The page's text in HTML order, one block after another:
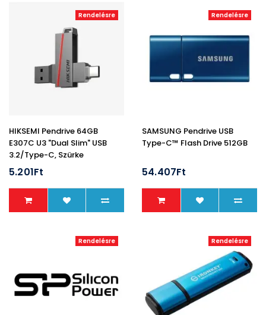
Rendelésre
HIKSEMI Pendrive 64GB
E307C U3 "Dual Slim" USB
3.2/Type-C, Szürke
(HIKVISION)
5.201Ft
Rendelésre
SAMSUNG Pendrive USB
Type-C™ Flash Drive 512GB
54.407Ft
Rendelésre Rendelésre